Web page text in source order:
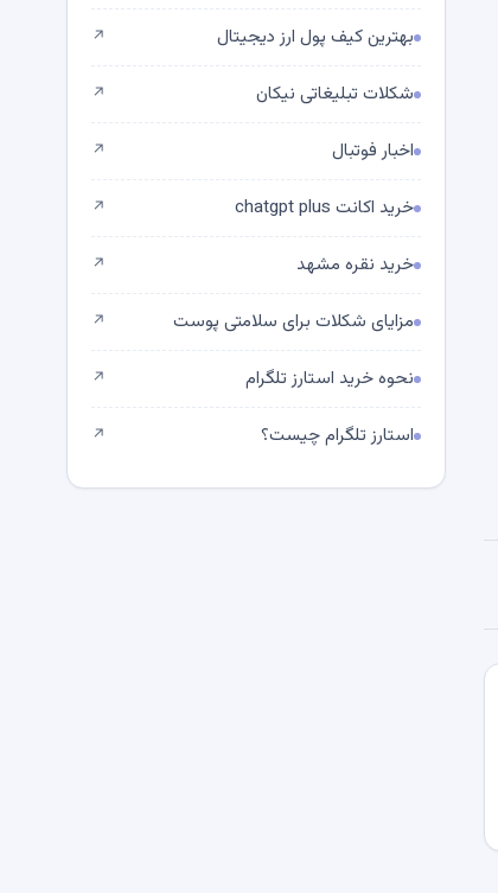
بهترین کیف پول ارز دیجیتال ↗
شکلات تبلیغاتی نیکان ↗
اخبار فوتبال ↗
خرید اکانت chatgpt plus ↗
خرید نقره مشهد ↗
مزایای شکلات برای سلامتی پوست ↗
نحوه خرید استارز تلگرام ↗
استارز تلگرام چیست؟ ↗